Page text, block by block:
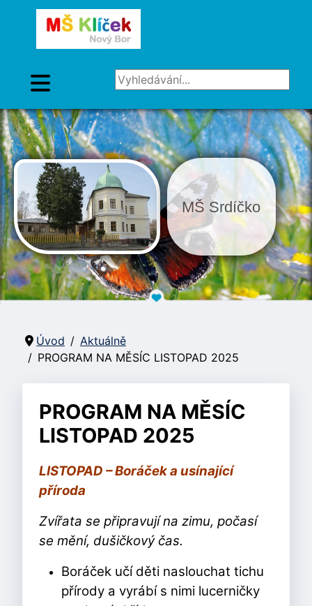
Vyhledávání...
MŠ Srdíčko
Úvod
Aktuálně
PROGRAM NA MĚSÍC LISTOPAD 2025
PROGRAM NA MĚSÍC
LISTOPAD 2025
LISTOPAD – Boráček a usínající
příroda
Zvířata se připravují na zimu, počasí
se mění, dušičkový čas.
Boráček učí děti naslouchat tichu
přírody a vyrábí s nimi lucerničky